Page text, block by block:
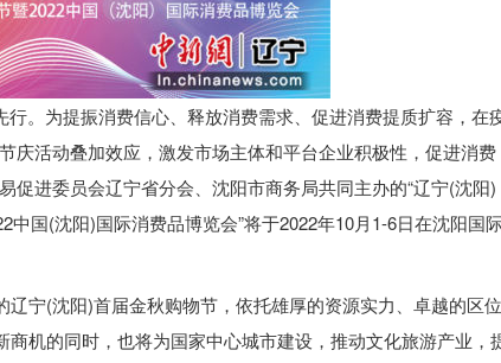
。为提振消费信心、释放消费需求、促进消费提质扩容，在
庆活动叠加效应，激发市场主体和平台企业积极性，促进消费
促进委员会辽宁省分会、沈阳市商务局共同主办的“辽宁(沈阳)
国(沈阳)国际消费品博览会”将于2022年10月1-6日在沈阳国
辽宁(沈阳)首届金秋购物节，依托雄厚的资源实力、卓越的区位
商机的同时，也将为国家中心城市建设，推动文化旅游产业，